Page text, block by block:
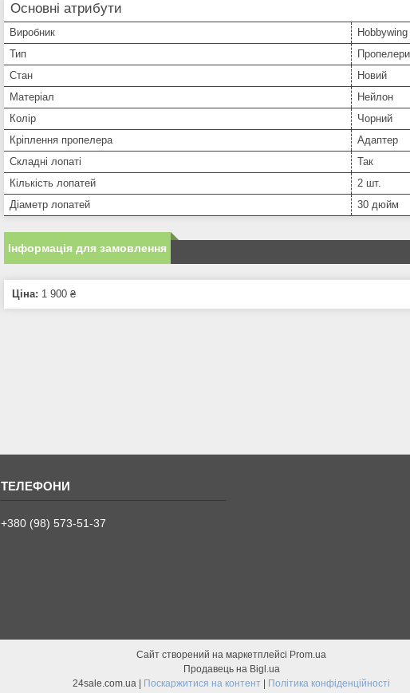
Основні атрибути
Виробник
Hobbywing
Тип
Стан
Новий
Матеріал
Нейлон
Колір
Чорний
Кріплення пропелера
Адаптер
Складні лопаті
Так
Кількість лопатей
2 шт.
Діаметр лопатей
30 дюйм
Інформація для замовлення
Ціна: 1 900 ₴
+380 (98) 573-51-37
Сайт створений на маркетплейсі Prom.ua
Продавець на Bigl.ua
24sale.com.ua | Поскаржитися на контент | Політика конфіденційності